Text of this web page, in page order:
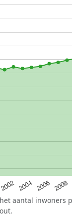
2002 2004 2006 2008
aantal inwoners